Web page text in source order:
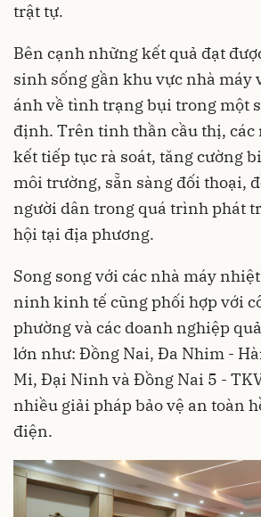
trật tự.
Bên cạnh những kết quả đạt
sinh sống gần khu vực nhà máy
ánh về tình trạng bụi trong một
định. Trên tinh thần cầu thị, các
kết tiếp tục rà soát, tăng cường
môi trường, sẵn sàng đối thoại,
người dân trong quá trình phát
hội tại địa phương.
Song song với các nhà máy
ninh kinh tế cũng phối hợp với
phường và các doanh nghiệp
lớn như: Đồng Nai, Đa Nhim -
Mi, Đại Ninh và Đồng Nai 5 -
nhiều giải pháp bảo vệ an toàn
điện.